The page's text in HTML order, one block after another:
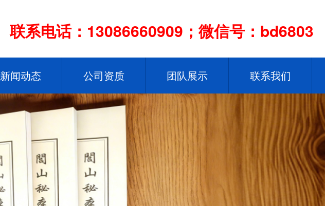
联系电话：13086660909；微信号：bd6803
新闻动态 公司资质 团队展示 联系我们